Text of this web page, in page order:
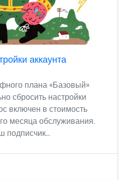
аккаунта
плана «Базовый»
сбросить настройки
включен в стоимость
месяца обслуживания.
подписчик...